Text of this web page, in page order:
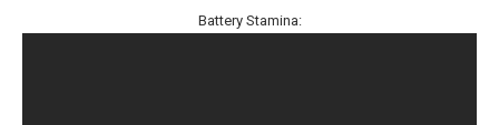
Battery Stamina: